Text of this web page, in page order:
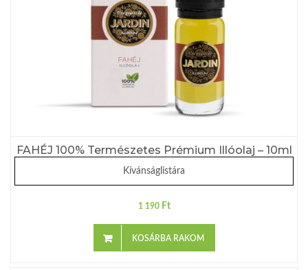
FAHÉJ 100% Természetes Prémium Illóolaj – 10ml
Kívánságlistára
1 190 Ft
KOSÁRBA RAKOM